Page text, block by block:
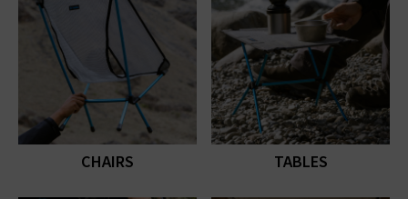
CHAIRS TABLES